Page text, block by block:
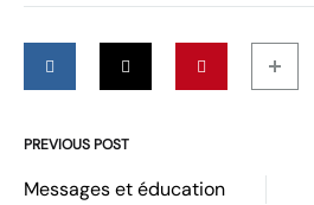
Post
PREVIOUS POST
Messages et éducation